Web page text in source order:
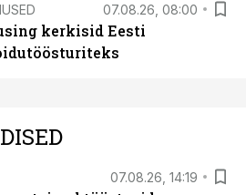
07.08.26, 08:00
kerkisid Eesti
07.08.26, 14:19